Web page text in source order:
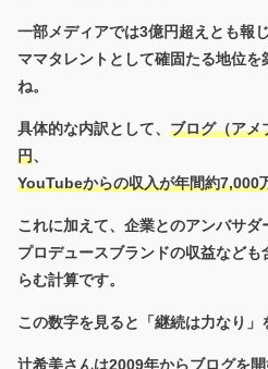
一部メディアでは3億円超えとも報
ママタレントとして確固たる地位
ね。
具体的な内訳として、 ブログ（アメ
円、
YouTubeからの収入が年間約7,000
これに加えて、企業とのアンバサダ
プロデュースブランドの収益など
らむ計算です。
この数字を見ると「継続は力なり」
辻希美さんは2009年からブログを開